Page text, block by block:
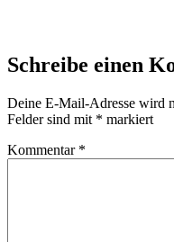
Schreibe einen
Deine E-Mail-Adresse wird
Felder sind mit * markiert
Kommentar *